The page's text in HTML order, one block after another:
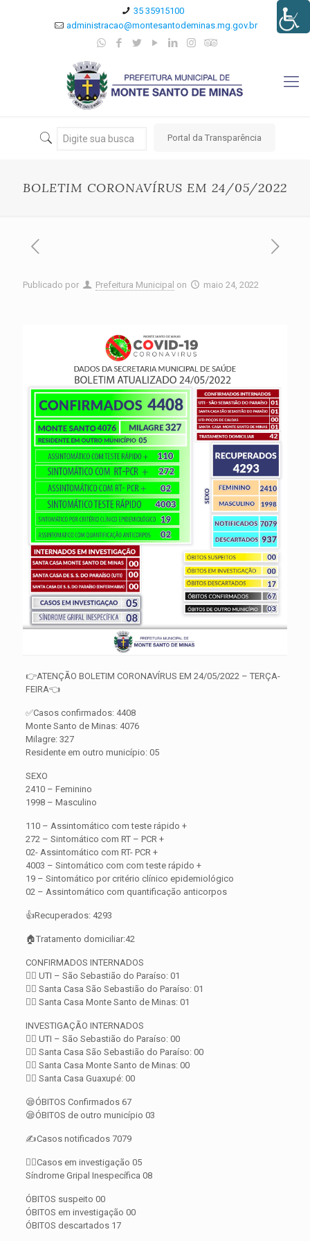
35 35915100
administracao@montesantodeminas.mg.gov.br
Portal da Transparência
BOLETIM CORONAVÍRUS EM 24/05/2022
Publicado por Prefeitura Municipal on maio 24, 2022
👉ATENÇÃO BOLETIM CORONAVÍRUS EM 24/05/2022 – TERÇA-
FEIRA👈
✅Casos confirmados: 4408
Monte Santo de Minas: 4076
Milagre: 327
Residente em outro município: 05
SEXO
2410 – Feminino
1998 – Masculino
110 – Assintomático com teste rápido +
272 – Sintomático com RT – PCR +
02- Assintomático com RT- PCR +
4003 – Sintomático com com teste rápido +
19 – Sintomático por critério clínico epidemiológico
02 – Assintomático com quantificação anticorpos
👍Recuperados: 4293
🏠Tratamento domiciliar:42
CONFIRMADOS INTERNADOS
👨‍⚕️ UTI – São Sebastião do Paraíso: 01
👨‍⚕️ Santa Casa São Sebastião do Paraíso: 01
👨‍⚕️ Santa Casa Monte Santo de Minas: 01
INVESTIGAÇÃO INTERNADOS
👨‍⚕️ UTI – São Sebastião do Paraíso: 00
👨‍⚕️ Santa Casa São Sebastião do Paraíso: 00
👨‍⚕️ Santa Casa Monte Santo de Minas: 00
👨‍⚕️ Santa Casa Guaxupé: 00
😪ÓBITOS Confirmados 67
😪ÓBITOS de outro município 03
✍️Casos notificados 7079
🕵️‍♀️Casos em investigação 05
Síndrome Gripal Inespecífica 08
ÓBITOS suspeito 00
ÓBITOS em investigação 00
ÓBITOS descartados 17